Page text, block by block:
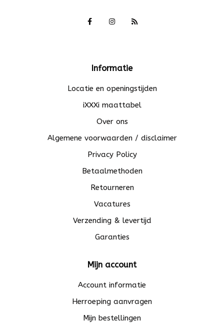
Informatie
Locatie en openingstijden
iXXXi maattabel
Over ons
Algemene voorwaarden / disclaimer
Privacy Policy
Betaalmethoden
Retourneren
Vacatures
Verzending & levertijd
Garanties
Mijn account
Account informatie
Herroeping aanvragen
Mijn bestellingen